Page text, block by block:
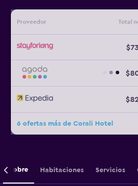
Proveedor Total
$73
6 ofertas más de Corali Hotel
Sobre Habitaciones Servicios